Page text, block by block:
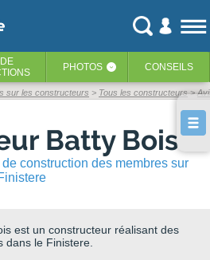
DE
PHOTOS ‹ CONSEILS
sur les constructeurs Tous les constructeurs
Batty Bois
construction des membres sur
est un constructeur réalisant des
dans le Finistere.